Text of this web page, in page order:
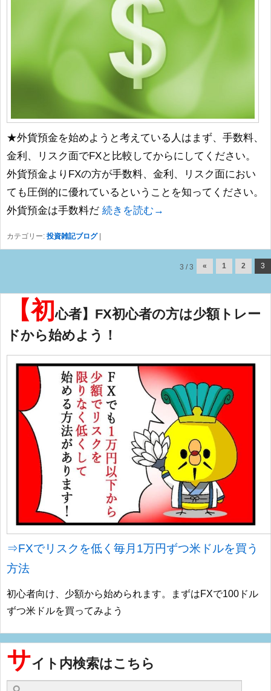
★外貨預金を始めようと考えている人はまず、手数料、
金利、リスク面でFXと比較してからにしてください。
外貨預金よりFXの方が手数料、金利、リスク面におい
ても圧倒的に優れているということを知ってください。
外貨預金は手数料だ 続きを読む→
カテゴリー: 投資雑記ブログ
3 / 3 « 1 2 3
【初心者】FX初心者の方は少額トレー
ドから始めよう！
⇒FXでリスクを低く毎月1万円ずつ米ドルを買う
方法
初心者向け、少額から始められます。まずはFXで100ドル
ずつ米ドルを買ってみよう
サイト内検索はこちら
検索する